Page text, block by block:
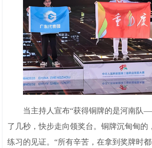
当主持人宣布“获得铜牌的是河南队
了几秒，快步走向领奖台。铜牌沉甸甸的
练习的见证。“所有辛苦，在拿到奖牌时都